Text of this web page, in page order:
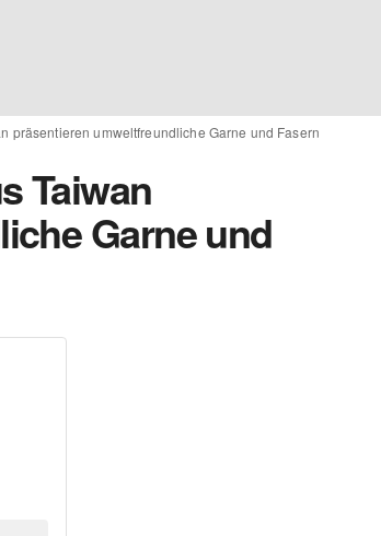
präsentieren umweltfreundliche Garne und Fasern
Taiwan
Garne und